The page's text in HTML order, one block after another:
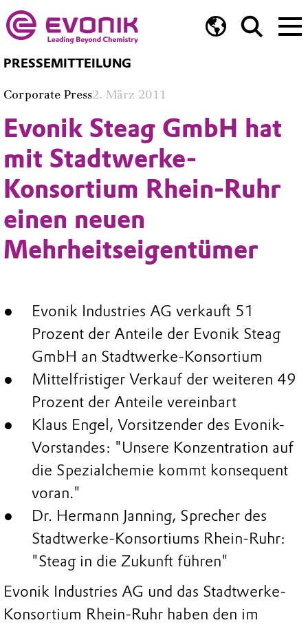
PRESSEMITTEILUNG
Corporate Press2. März 2011
Evonik Steag GmbH hat
mit Stadtwerke-
Konsortium Rhein-Ruhr
einen neuen
Mehrheitseigentümer
Evonik Industries AG verkauft 51
Prozent der Anteile der Evonik Steag
GmbH an Stadtwerke-Konsortium
Mittelfristiger Verkauf der weiteren 49
Prozent der Anteile vereinbart
Klaus Engel, Vorsitzender des Evonik-
Vorstandes: "Unsere Konzentration auf
die Spezialchemie kommt konsequent
voran."
Dr. Hermann Janning, Sprecher des
Stadtwerke-Konsortiums Rhein-Ruhr:
"Steag in die Zukunft führen"
Evonik Industries AG und das Stadtwerke-
Konsortium Rhein-Ruhr haben den im